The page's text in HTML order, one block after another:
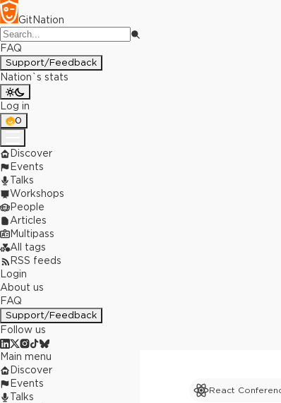
GitNation
FAQ
Support/Feedback
Nation`s stats
Log in
0
Discover
Events
Talks
Workshops
People
Articles
Multipass
All tags
RSS feeds
Login
About us
FAQ
Support/Feedback
Follow us
React
Main menu
Discover
Events
Talks